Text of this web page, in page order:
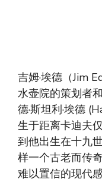
吉姆·埃德（Jim
水壶院的策划者
德·斯坦利·埃德
生于距离卡迪夫
到他出生在十九
样一个古老而传
难以置信的现代